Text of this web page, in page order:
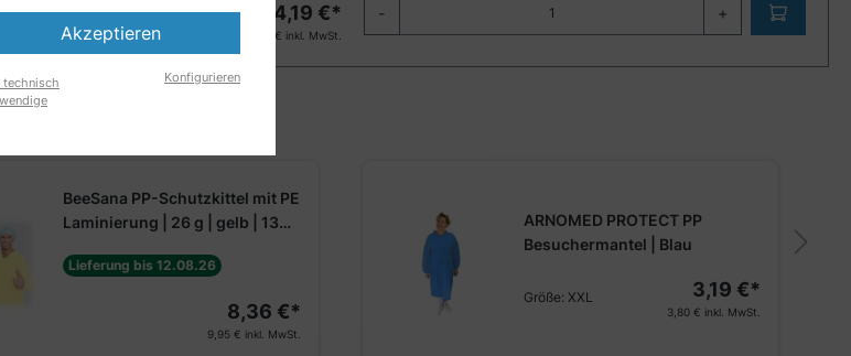
10 Stück 4,19 €*
€ inkl. MwSt.
- +
BeeSana PP-Schutzkittel mit PE
Laminierung | 26 g | gelb | 136
Lieferung bis 12.08.26
8,36 €*
9,95 € inkl. MwSt.
ARNOMED PROTECT PP
Besuchermantel | Blau
Größe: XXL 3,19 €*
3,80 € inkl. MwSt.
Akzeptieren
technisch
Konfigurieren